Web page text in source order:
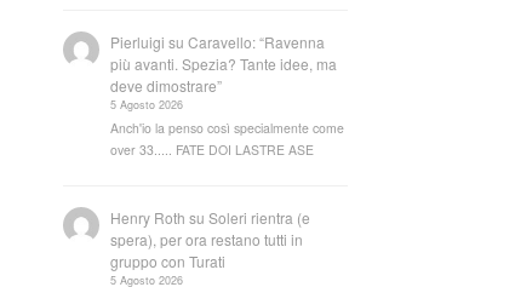
Pierluigi suCaravello: “Ravenna
più avanti. Spezia? Tante idee, ma
deve dimostrare”
5 Agosto 2026
Anch'io la penso così specialmente come
over 33..... FATE DOI LASTRE ASE
Henry Roth suSoleri rientra (e
spera), per ora restano tutti in
gruppo con Turati
5 Agosto 2026